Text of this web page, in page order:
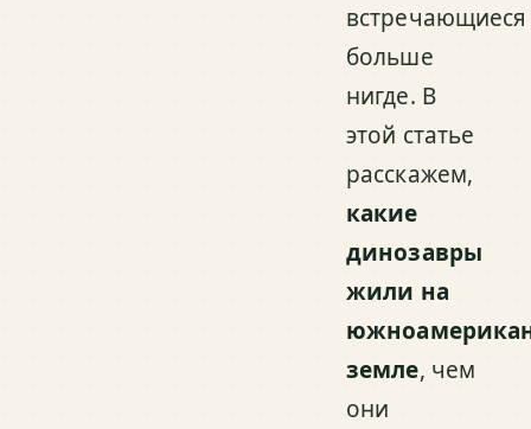
встречающиеся
больше
нигде. В
этой статье
расскажем,
какие
динозавры
жили на
земле, чем
они